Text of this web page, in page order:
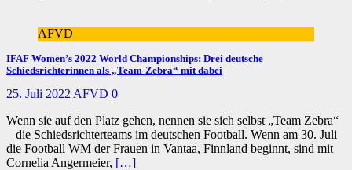
AFVD
IFAF Women’s 2022 World Championships: Drei deutsche
Schiedsrichterinnen als „Team-Zebra“ mit dabei
25. Juli 2022 AFVD 0
Wenn sie auf den Platz gehen, nennen sie sich selbst „Team Zebra“
– die Schiedsrichterteams im deutschen Football. Wenn am 30. Juli
die Football WM der Frauen in Vantaa, Finnland beginnt, sind mit
Cornelia Angermeier, […]